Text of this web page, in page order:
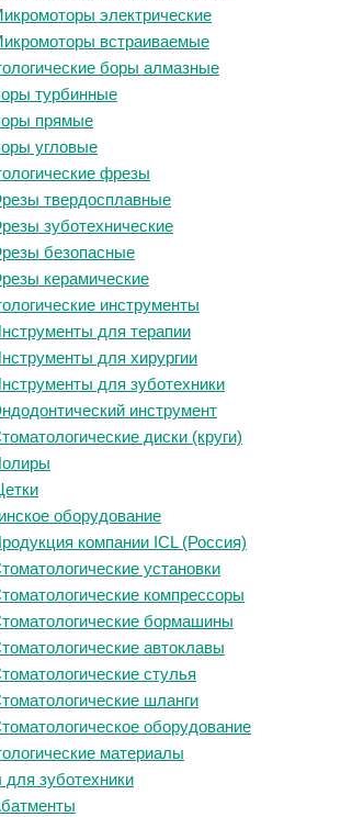
электрические
встраиваемые
боры алмазные
турбинные
прямые
угловые
фрезы
твердосплавные
зуботехнические
безопасные
керамические
инструменты
для терапии
для хирургии
для зуботехники
инструмент
диски (круги)
оборудование
компании ICL (Россия)
установки
компрессоры
бормашины
автоклавы
стулья
шланги
оборудование
материалы
для зуботехники